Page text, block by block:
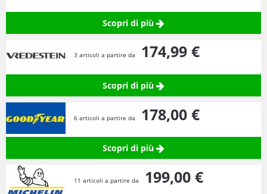
Scopri di più
3 articoli a partire da 174,99 €
Scopri di più
6 articoli a partire da 178,00 €
Scopri di più
11 articoli a partire da 199,00 €